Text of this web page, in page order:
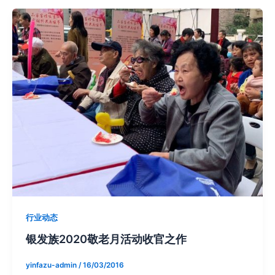
行业动态
银发族2020敬老月活动收官之作
yinfazu-admin /16/03/2016